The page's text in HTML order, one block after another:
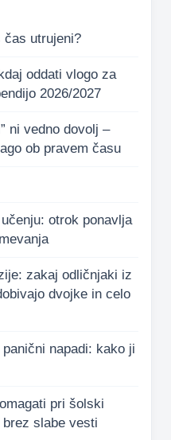
čas utrujeni?
oddati vlogo za
2026/2027
ni vedno dovolj –
ob pravem času
otrok ponavlja
zakaj odličnjaki iz
dvojke in celo
napadi: kako ji
pri šolski
slabe vesti